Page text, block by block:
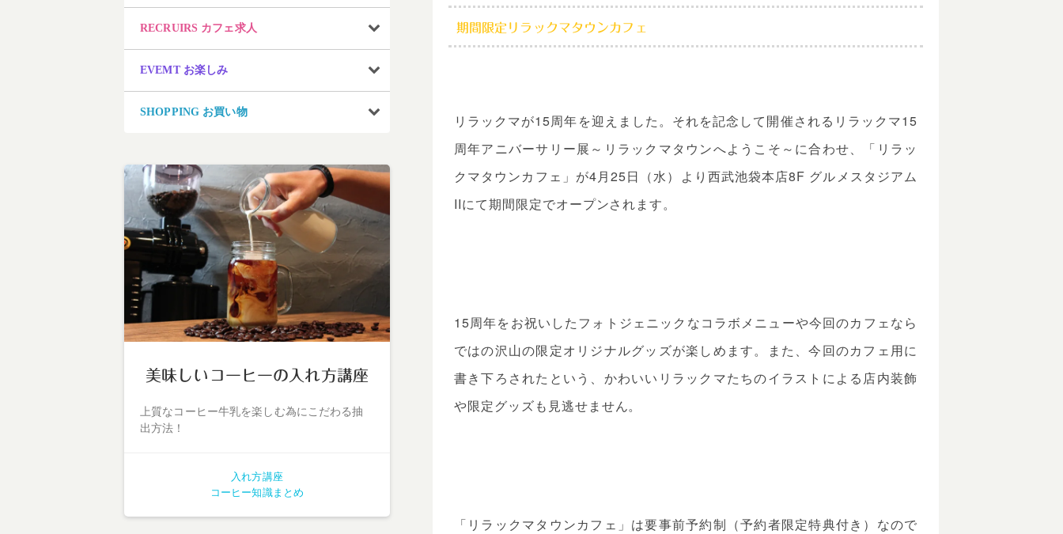
期間限定リラックマタウンカフェ
リラックマが15周年を迎えました。それを記念して開催されるリラックマ15
周年アニバーサリー展～リラックマタウンへようこそ～に合わせ、「リラッ
クマタウンカフェ」が4月25日（水）より西武池袋本店8F グルメスタジアム
IIにて期間限定でオープンされます。
15周年をお祝いしたフォトジェニックなコラボメニューや今回のカフェなら
ではの沢山の限定オリジナルグッズが楽しめます。また、今回のカフェ用に
書き下ろされたという、かわいいリラックマたちのイラストによる店内装飾
や限定グッズも見逃せません。
「リラックマタウンカフェ」は要事前予約制（予約者限定特典付き）なので
RECRUIRS カフェ求人
EVEMT お楽しみ
SHOPPING お買い物
美味しいコーヒーの入れ方講座
上質なコーヒー牛乳を楽しむ為にこだわる抽
出方法！
入れ方講座
コーヒー知識まとめ